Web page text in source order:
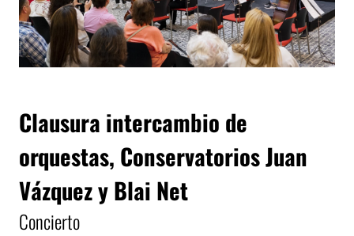
Clausura intercambio de
orquestas, Conservatorios Juan
Vázquez y Blai Net
Concierto